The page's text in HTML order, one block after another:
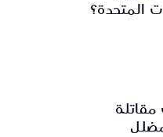
المتحدة؟
مقاتلة